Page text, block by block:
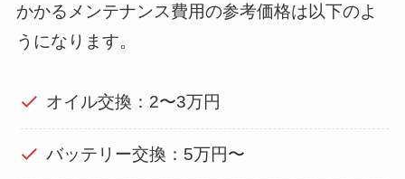
かかるメンテナンス費用の参考価格は以下のよ
うになります。
オイル交換：2〜3万円
バッテリー交換：5万円〜